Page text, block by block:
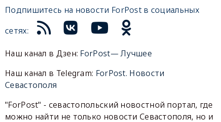
Подпишитесь на новости ForPost в социальных
сетях:
Наш канал в Дзен: ForPost— Лучшее
Наш канал в Telegram: ForPost. Новости
Севастополя
"ForPost" - севастопольский новостной портал, где
можно найти не только новости Севастополя, но и